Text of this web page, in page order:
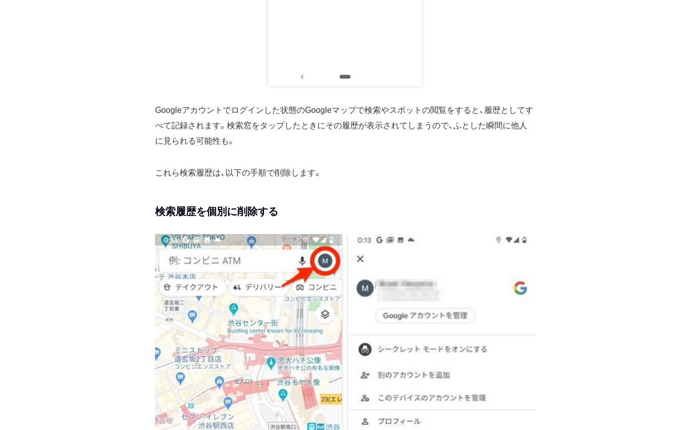
Googleアカウントでログインした状態のGoogleマップで検索やスポットの閲覧をすると、履歴としてす
べて記録されます。検索窓をタップしたときにその履歴が表示されてしまうので、ふとした瞬間に他人
に見られる可能性も。
これら検索履歴は、以下の手順で削除します。
検索履歴を個別に削除する